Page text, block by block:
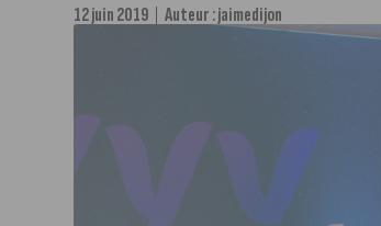
12 juin 2019 Auteur :jaimedijon